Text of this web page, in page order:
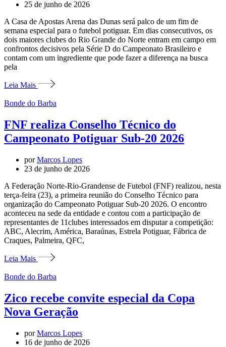
25 de junho de 2026
A Casa de Apostas Arena das Dunas será palco de um fim de
semana especial para o futebol potiguar. Em dias consecutivos, os
dois maiores clubes do Rio Grande do Norte entram em campo em
confrontos decisivos pela Série D do Campeonato Brasileiro e
contam com um ingrediente que pode fazer a diferença na busca
pela
Leia Mais
Bonde do Barba
FNF realiza Conselho Técnico do
Campeonato Potiguar Sub-20 2026
porMarcos Lopes
23 de junho de 2026
A Federação Norte-Rio-Grandense de Futebol (FNF) realizou, nesta
terça-feira (23), a primeira reunião do Conselho Técnico para
organização do Campeonato Potiguar Sub-20 2026. O encontro
aconteceu na sede da entidade e contou com a participação de
representantes de 11clubes interessados em disputar a competição:
ABC, Alecrim, América, Baraúnas, Estrela Potiguar, Fábrica de
Craques, Palmeira, QFC,
Leia Mais
Bonde do Barba
Zico recebe convite especial da Copa
Nova Geração
porMarcos Lopes
16 de junho de 2026